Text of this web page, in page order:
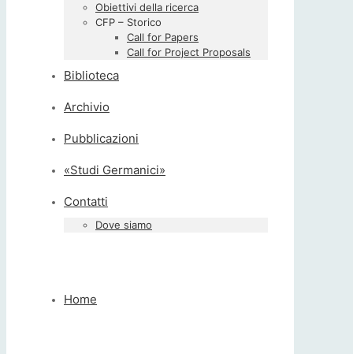
Obiettivi della ricerca
CFP – Storico
Call for Papers
Call for Project Proposals
Biblioteca
Archivio
Pubblicazioni
«Studi Germanici»
Contatti
Dove siamo
Home